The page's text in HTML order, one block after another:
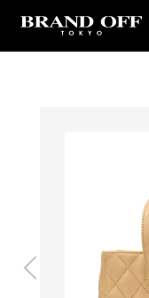
中古名牌業界No.1的